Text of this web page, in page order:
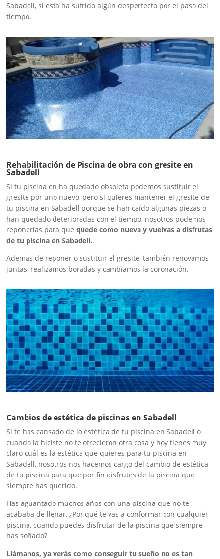
Sabadell, si esta ha sufrido algún desperfecto por el paso del
tiempo.
Rehabilitación de Piscina de obra con gresite en
Sabadell
Si tu piscina en ha quedado obsoleta podemos sustituir el
gresite por uno nuevo, pero si quieres mantener el gresite de
tu piscina en Sabadell porque se han caído algunas piezas o
han quedado deterioradas con el tiempo, nosotros podemos
reponerlas para quequede como nueva y vuelvas a disfrutas
de tu piscina en Sabadell.
Además de reponer o sustituir el gresite, también renovamos
juntas, realizamos boradas y cambiamos la coronación.
Cambios de estética de piscinas en Sabadell
Si te has cansado de la estética de tu piscina en Sabadell o
cuando la hiciste no te ofrecieron otra cosa y hoy tienes muy
claro cuál es la estética que quieres para tu piscina en
Sabadell, nosotros nos hacemos cargo del cambio de estética
de tu piscina para que por fin disfrutes de la piscina que
siempre has querido.
Has aguantado muchos años con una piscina que no te
acababa de llenar, ¿Por qué te vas a conformar con cualquier
piscina, cuando puedes disfrutar de la piscina que siempre
has soñado?
Llámanos, ya verás como conseguir tu sueño no es tan